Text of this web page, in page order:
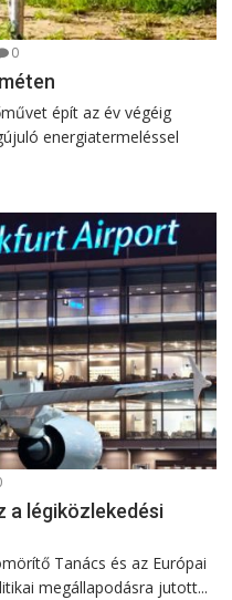
0
épít az év végéig
energiatermeléssel
a légiközlekedési
Tanács és az Európai
megállapodásra jutott...